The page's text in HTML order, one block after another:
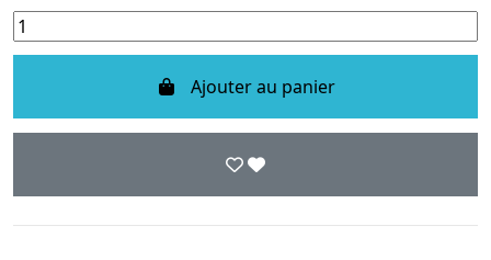
Ajouter au panier